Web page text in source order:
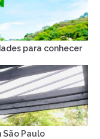
para conhecer
São Paulo